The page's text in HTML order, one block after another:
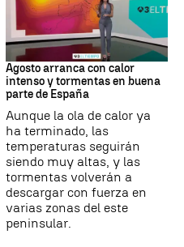
Tiempo
Agosto arranca con calor
intenso y tormentas en buena
parte de España
Aunque la ola de calor ya
ha terminado, las
temperaturas seguirán
siendo muy altas, y las
tormentas volverán a
descargar con fuerza en
varias zonas del este
peninsular.